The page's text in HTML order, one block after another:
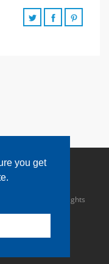
you get
Limited. All rights